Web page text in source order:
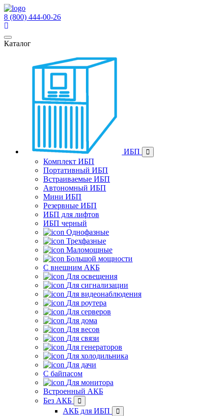
8 (800) 444-00-26
Каталог
ИБП
Комплект ИБП
Портативный ИБП
Встраиваемые ИБП
Автономный ИБП
Мини ИБП
Резервные ИБП
ИБП для лифтов
ИБП черный
Однофазные
Трехфазные
Маломощные
Большой мощности
С внешним АКБ
Для освещения
Для сигнализации
Для видеонаблюдения
Для роутера
Для серверов
Для дома
Для весов
Для связи
Для генераторов
Для холодильника
Для дачи
С байпасом
Для монитора
Встроенный АКБ
Без АКБ
АКБ для ИБП